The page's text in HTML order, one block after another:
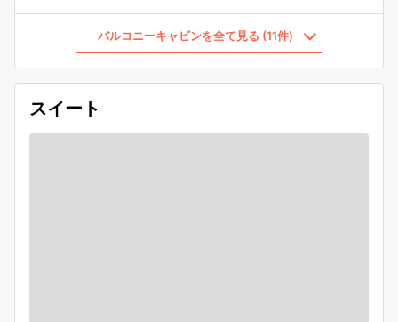
バルコニーキャビンを全て見る (11件)
スイート